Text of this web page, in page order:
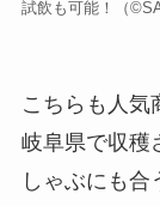
試飲も可能！（
こちらも人気
岐阜県で収穫
しゃぶにも